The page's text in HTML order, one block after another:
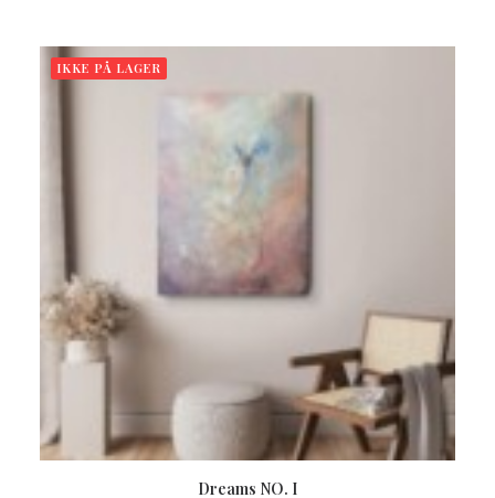
IKKE PÅ LAGER
LÆS MERE
Dreams NO. I